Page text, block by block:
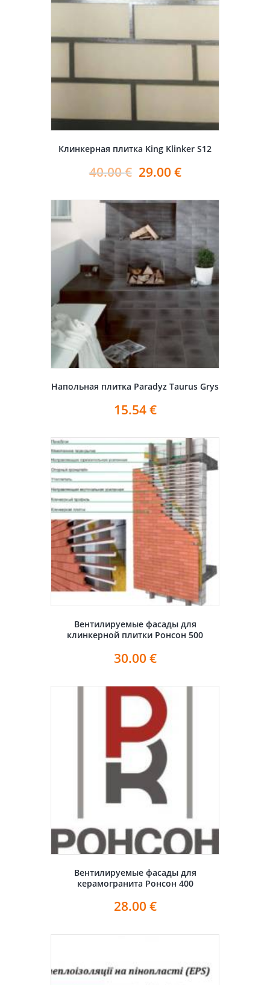
Клинкерная плитка King Klinker S12
40.00€ 29.00 €
Напольная плитка Paradyz Taurus Grys
15.54€
Вентилируемые фасады для
клинкерной плитки Ронсон 500
30.00 €
Вентилируемые фасады для
керамогранита Ронсон 400
28.00 €